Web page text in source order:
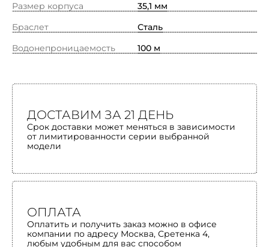
Размер корпуса
35,1 мм
Браслет
Сталь
Водонепроницаемость
100 м
ДОСТАВИМ ЗА 21 ДЕНЬ
Срок доставки может меняться в зависимости
от лимитированности серии выбранной
модели
ОПЛАТА
Оплатить и получить заказ можно в офисе
компании по адресу Москва, Сретенка 4,
любым удобным для вас способом